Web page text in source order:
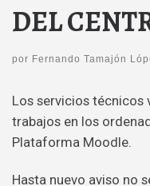
DEL
por Fernando Tamajón
Los servicios técnicos
trabajos en los
Plataforma Moodle.
Hasta nuevo aviso no